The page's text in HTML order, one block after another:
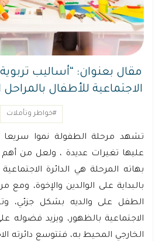
مقال بعنوان: “أساليب
الاجتماعية للأطفال بالمراحل
#خواطر وتأملات
تشهد مرحلة الطفولة نموا سريعا
عليها تغيرات عديدة ، ولعل من أهم
بهاته المرحلة هي الدائرة
بالبداية على الوالدين والإخوة، ومع
الطفل على والديه بشكل جزئي،
الاجتماعية بالظهور، ويزيد فضوله
الخارجي المحيط به، فتتوسع دائرته